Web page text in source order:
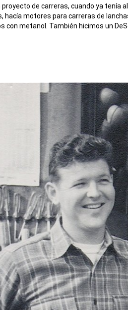
de carreras, cuando ya
motores para carreras de
metanol. También hicimos un